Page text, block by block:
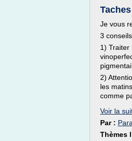
Je vous
3
1) Traiter
2)
les
comme
Voir la
Par :
Thèmes